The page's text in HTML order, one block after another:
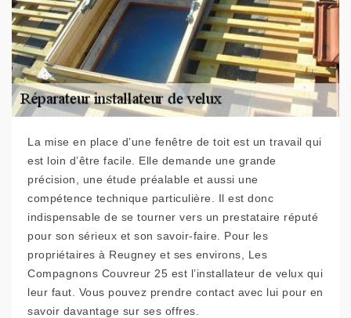
La mise en place d’une fenêtre de toit est un travail qui
est loin d’être facile. Elle demande une grande
précision, une étude préalable et aussi une
compétence technique particulière. Il est donc
indispensable de se tourner vers un prestataire réputé
pour son sérieux et son savoir-faire. Pour les
propriétaires à Reugney et ses environs, Les
Compagnons Couvreur 25 est l’installateur de velux qui
leur faut. Vous pouvez prendre contact avec lui pour en
savoir davantage sur ses offres.